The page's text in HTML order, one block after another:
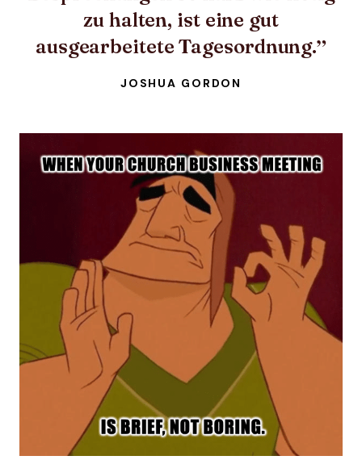
zu halten, ist eine gut
ausgearbeitete Tagesordnung.
JOSHUA GORDON